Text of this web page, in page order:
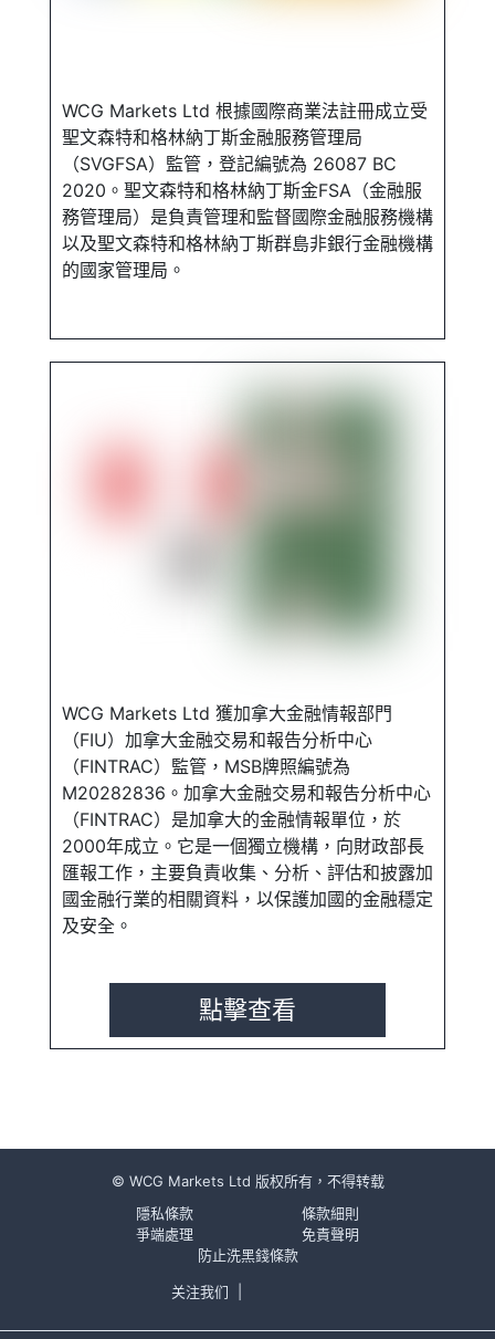
WCG Markets Ltd 根據國際商業法註冊成立受
聖文森特和格林納丁斯金融服務管理局
（SVGFSA）監管，登記編號為 26087 BC
2020。聖文森特和格林納丁斯金FSA（金融服
務管理局）是負責管理和監督國際金融服務機構
以及聖文森特和格林納丁斯群島非銀行金融機構
的國家管理局。
WCG Markets Ltd 獲加拿大金融情報部門
（FIU）加拿大金融交易和報告分析中心
（FINTRAC）監管，MSB牌照編號為
M20282836。加拿大金融交易和報告分析中心
（FINTRAC）是加拿大的金融情報單位，於
2000年成立。它是一個獨立機構，向財政部長
匯報工作，主要負責收集、分析、評估和披露加
國金融行業的相關資料，以保護加國的金融穩定
及安全。
點擊查看
© WCG Markets Ltd 版权所有，不得转载
隱私條款
條款細則
爭端處理
免責聲明
防止洗黑錢條款
关注我们